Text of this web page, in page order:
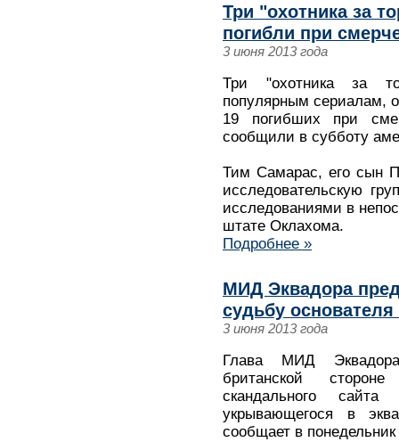
Три "охотника за
погибли при
3 июня 2013 года
Три "охотника за
популярным сериалам,
19 погибших при
сообщили в субботу
Тим Самарас, его сын
исследовательскую
исследованиями в
штате Оклахома.
Подробнее »
МИД Эквадора
судьбу
3 июня 2013 года
Глава МИД
британской
скандального
укрывающегося в
сообщает в